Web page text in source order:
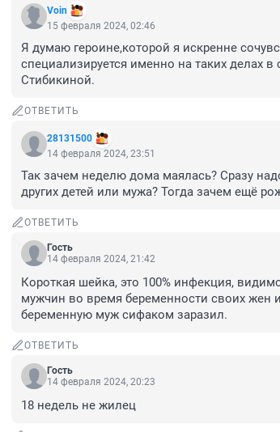
Voin
15 февраля 2024, 02:46
Я думаю героине,которой я искренне
специализируется именно на таких делах
Стибикиной.
ОТВЕТИТЬ
28131500
14 февраля 2024, 23:51
Так зачем неделю дома маялась? Сразу
других детей или мужа? Тогда зачем ещё
ОТВЕТИТЬ
Гость
14 февраля 2024, 21:42
Короткая шейка, это 100% инфекция,
мужчин во время беременности своих жен
беременную муж сифаком заразил.
ОТВЕТИТЬ
Гость
14 февраля 2024, 20:23
18 недель не жилец